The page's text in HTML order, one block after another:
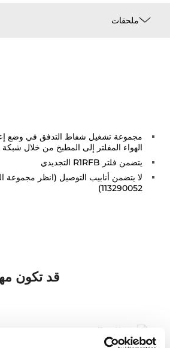
ملحقات
مجموعة تشغيل شفاط التدفق في وضع
الهواء المفلتر إلى المطبخ من خلال شبكة
يتضمن فلتر R1RFB التجديدي
لا يتضمن أنابيب التوصيل (انظر مجموعة
113290052)
قد تكون
بطاقة المنتج